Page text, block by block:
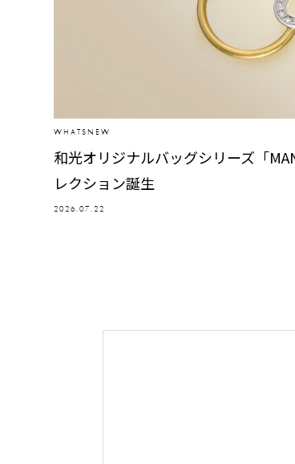
WHATSNEW
和光オリジナルバッグシリーズ「
レクション誕生
2026.07.22